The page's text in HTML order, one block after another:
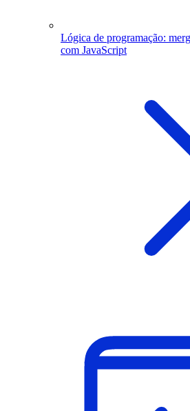
Lógica de programação:
com JavaScript